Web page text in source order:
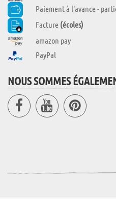
Paiement à l'avance -
Facture (écoles)
amazon pay
PayPal
NOUS SOMMES